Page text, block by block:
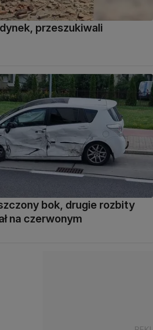
przeszukiwali
bok, drugie rozbity
na czerwonym